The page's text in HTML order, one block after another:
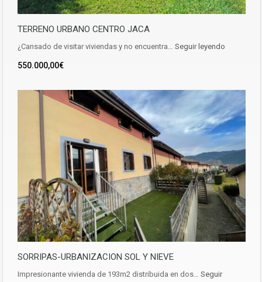
TERRENO URBANO CENTRO JACA
¿Cansado de visitar viviendas y no encuentra… Seguir leyendo
550.000,00€
SORRIPAS-URBANIZACION SOL Y NIEVE
Impresionante vivienda de 193m2 distribuida en dos… Seguir